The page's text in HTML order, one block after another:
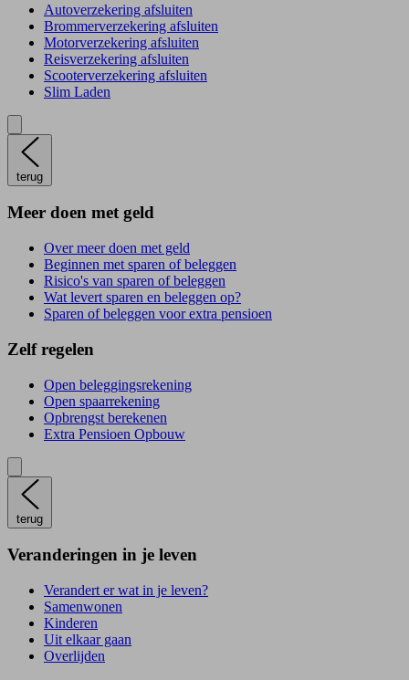
Autoverzekering afsluiten
Brommerverzekering afsluiten
Motorverzekering afsluiten
Reisverzekering afsluiten
Scooterverzekering afsluiten
Slim Laden
terug
Meer doen met geld
Over meer doen met geld
Beginnen met sparen of beleggen
Risico's van sparen of beleggen
Wat levert sparen en beleggen op?
Sparen of beleggen voor extra pensioen
Zelf regelen
Open beleggingsrekening
Open spaarrekening
Opbrengst berekenen
Extra Pensioen Opbouw
terug
Veranderingen in je leven
Verandert er wat in je leven?
Samenwonen
Kinderen
Uit elkaar gaan
Overlijden